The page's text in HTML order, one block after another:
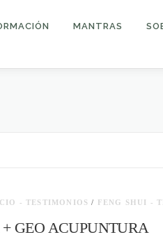
MANTRAS
- TESTIMONIOS / FENG SHUI -
GEO ACUPUNTURA